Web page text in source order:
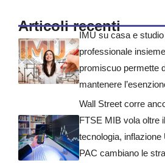
Articoli recenti
IMU su casa e studio
professionale
promiscuo permette
mantenere
Wall Street corre
FTSE MIB vola oltre
tecnologia, inflazione
PAC cambiano le